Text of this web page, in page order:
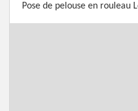
Pose de pelouse en rouleau